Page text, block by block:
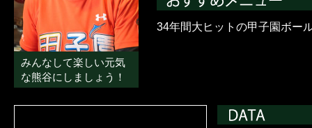
みんなして楽しい元気
な熊谷にしましょう！
34年間大ヒットの甲子園ボー